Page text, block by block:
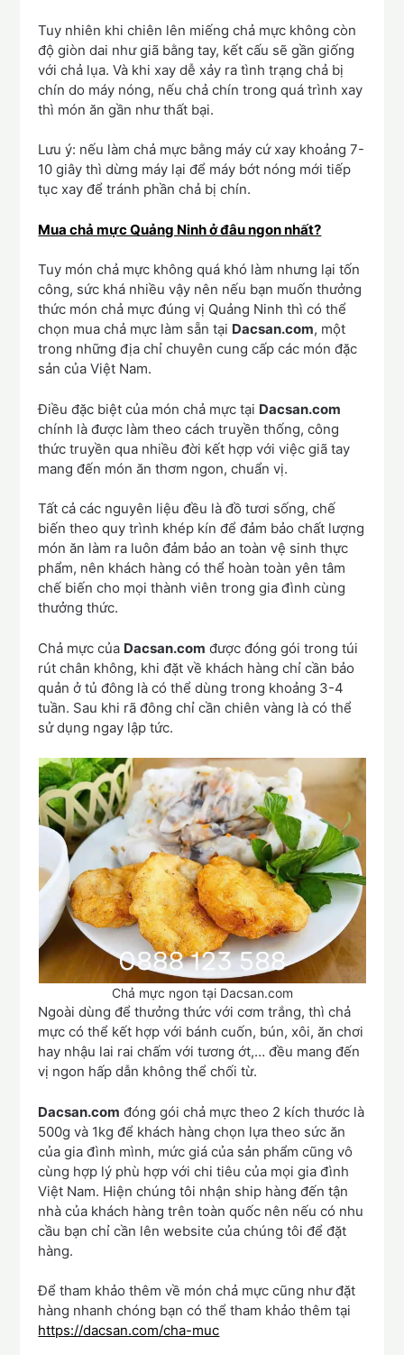
Tuy nhiên khi chiên lên miếng chả mực không còn
độ giòn dai như giã bằng tay, kết cấu sẽ gần giống
với chả lụa. Và khi xay dễ xảy ra tình trạng chả bị
chín do máy nóng, nếu chả chín trong quá trình xay
thì món ăn gần như thất bại.
Lưu ý: nếu làm chả mực bằng máy cứ xay khoảng 7-
10 giây thì dừng máy lại để máy bớt nóng mới tiếp
tục xay để tránh phần chả bị chín.
Mua chả mực Quảng Ninh ở đâu ngon nhất?
Tuy món chả mực không quá khó làm nhưng lại tốn
công, sức khá nhiều vậy nên nếu bạn muốn thưởng
thức món chả mực đúng vị Quảng Ninh thì có thể
chọn mua chả mực làm sẵn tại Dacsan.com, một
trong những địa chỉ chuyên cung cấp các món đặc
sản của Việt Nam.
Điều đặc biệt của món chả mực tại Dacsan.com
chính là được làm theo cách truyền thống, công
thức truyền qua nhiều đời kết hợp với việc giã tay
mang đến món ăn thơm ngon, chuẩn vị.
Tất cả các nguyên liệu đều là đồ tươi sống, chế
biến theo quy trình khép kín để đảm bảo chất lượng
món ăn làm ra luôn đảm bảo an toàn vệ sinh thực
phẩm, nên khách hàng có thể hoàn toàn yên tâm
chế biến cho mọi thành viên trong gia đình cùng
thưởng thức.
Chả mực của Dacsan.com được đóng gói trong túi
rút chân không, khi đặt về khách hàng chỉ cần bảo
quản ở tủ đông là có thể dùng trong khoảng 3-4
tuần. Sau khi rã đông chỉ cần chiên vàng là có thể
sử dụng ngay lập tức.
Chả mực ngon tại Dacsan.com
Ngoài dùng để thưởng thức với cơm trắng, thì chả
mực có thể kết hợp với bánh cuốn, bún, xôi, ăn chơi
hay nhậu lai rai chấm với tương ớt,… đều mang đến
vị ngon hấp dẫn không thể chối từ.
Dacsan.com đóng gói chả mực theo 2 kích thước là
500g và 1kg để khách hàng chọn lựa theo sức ăn
của gia đình mình, mức giá của sản phẩm cũng vô
cùng hợp lý phù hợp với chi tiêu của mọi gia đình
Việt Nam. Hiện chúng tôi nhận ship hàng đến tận
nhà của khách hàng trên toàn quốc nên nếu có nhu
cầu bạn chỉ cần lên website của chúng tôi để đặt
hàng.
Để tham khảo thêm về món chả mực cũng như đặt
hàng nhanh chóng bạn có thể tham khảo thêm tại
https://dacsan.com/cha-muc